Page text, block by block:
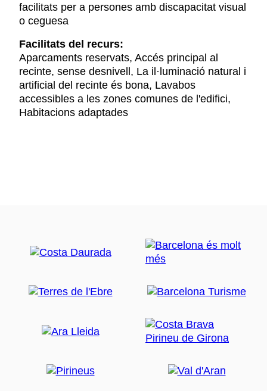
facilitats per a persones amb discapacitat visual
o ceguesa
Facilitats del recurs:
Aparcaments reservats, Accés principal al
recinte, sense desnivell, La il·luminació natural i
artificial del recinte és bona, Lavabos
accessibles a les zones comunes de l'edifici,
Habitacions adaptades